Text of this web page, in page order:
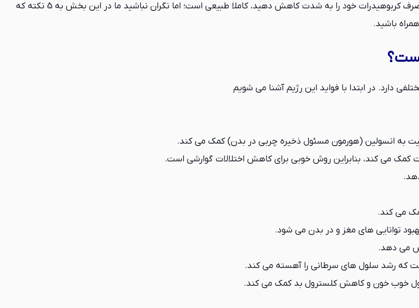
اگر از مصرف غذاهای پر چرب می ترسید یا هنوز آمادگی ندارید که مصرف کربوهیدرات خود را به شدت کاهش دهید، کاملا طبیعی است؛ اما نگران نباشید ما در این بخش به 5 نکته که
باشید.
دارد. در ابتدا با فواید این رژیم آشنا می شویم
به انسولین (هورمون مسئول ذخیره چربی در بدن) کمک می کند.
کمک می کند، بنابراین روش خوبی برای کاهش اختلالات گوارشی است.
می کند.
توانایی های مغز و در بدن می شود.
می دهد.
که رشد سلول های سرطانی را آهسته می کند.
خوب خون و کاهش کلسترول بد کمک می کند.